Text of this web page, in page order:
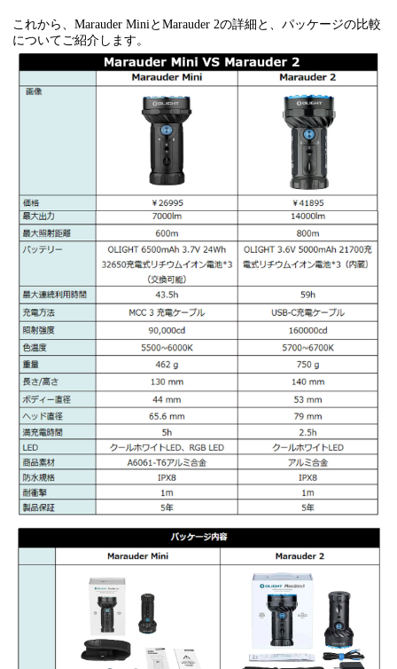
これから、Marauder MiniとMarauder 2の詳細と、パッケージの比較
についてご紹介します。